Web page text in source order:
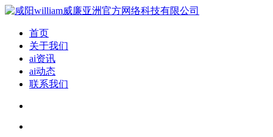
首页
关于我们
ai资讯
ai动态
联系我们